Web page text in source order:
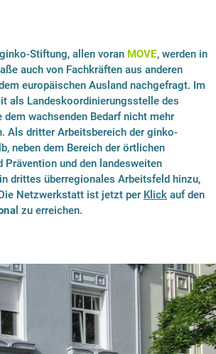
Stiftung, allen voran MOVE, werden in
auch von Fachkräften aus anderen
europäischen Ausland nachgefragt. Im
als Landeskoordinierungsstelle des
dem wachsenden Bedarf nicht mehr
Als dritter Arbeitsbereich der ginko-
neben dem Bereich der örtlichen
Prävention und den landesweiten
drittes überregionales Arbeitsfeld hinzu,
Netzwerkstatt ist jetzt per Klick auf den
l zu erreichen.